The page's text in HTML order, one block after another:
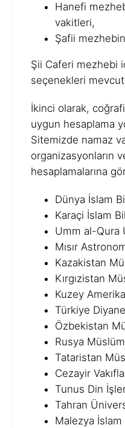
Hanefi
vakitleri,
Şafii
Şii Caferi mezhebi
seçenekleri
İkinci olarak,
uygun hesaplama
Sitemizde namaz
organizasyonların
hesaplamalarına
Dünya İslam
Karaçi İslam
Umm al-Qura
Mısır
Kazakistan
Kırgızistan
Kuzey
Türkiye
Özbekistan
Rusya
Tataristan
Cezayir
Tunus Din
Tahran
Malezya